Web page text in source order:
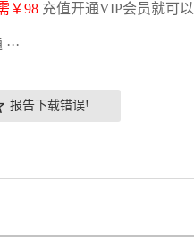
￥98 充值开通VIP会员就可以
报告下载错误!